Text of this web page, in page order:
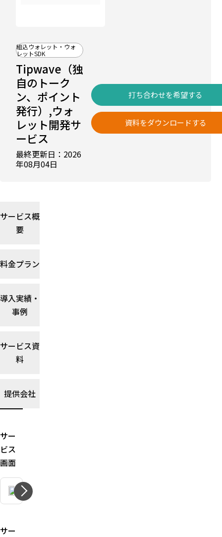
組込ウォレット・ウォ
レットSDK
Tipwave（独
自のトーク
ン、ポイント
発行）,ウォ
レット開発サ
ービス
最終更新日：2026
年08月04日
打ち合わせを希望する
資料をダウンロードする
サービス概
要
料金プラン
導入実績・
事例
サービス資
料
提供会社
サー
ビス
画面
サー